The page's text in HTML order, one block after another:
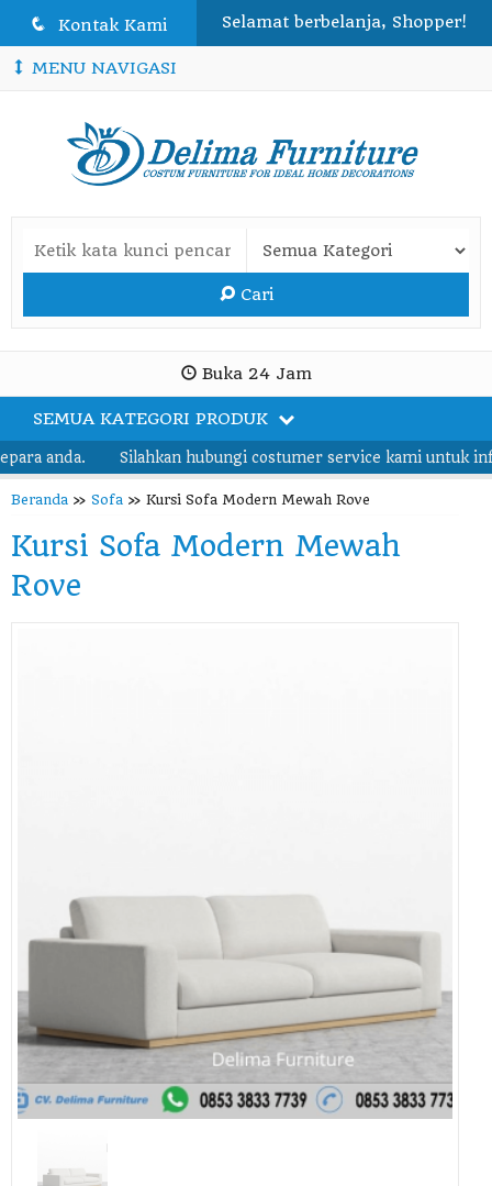
q Kontak Kami Selamat berbelanja, Shopper!
MENU NAVIGASI
Cari
Buka 24 Jam
SEMUA KATEGORI PRODUK
anda. Silahkan hubungi costumer service kami untuk info
Beranda » Sofa » Kursi Sofa Modern Mewah Rove
Kursi Sofa Modern Mewah
Rove